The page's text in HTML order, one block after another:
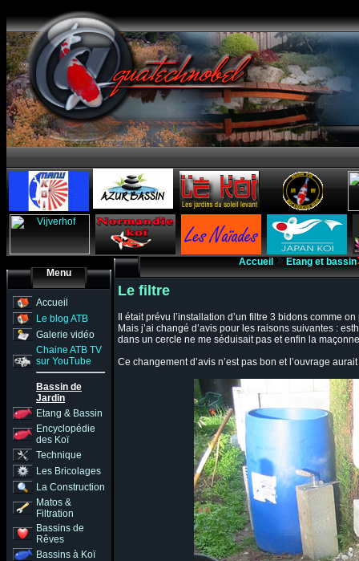
Menu
Accueil
Le blog ATB
Galerie vidéo
Chaine ATB TV
sur YouTube
Bassin de
Jardin
Etang & Bassin
Encyclopédie
des Koï
Technique
Les Bricolages
La Construction
Matos &
Filtration
Bassins de
Rêves
Bassins à Koï
Accueil Etang et bassin
Le filtre
Il était prévu l’installation d’un filtre 3 bidons comme
Mais j’ai changé d’avis pour les raisons suivantes :
dans un cercle ne me séduisait pas et enfin la
Ce changement d’avis n’est pas bon et l’ouvrage